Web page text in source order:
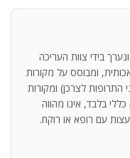
בידי צוות העריכה
ומבוסס על מקורות
התרופות לצרכן) ומקורות
בלבד, אינו מהווה
עם רופא או רוקח.